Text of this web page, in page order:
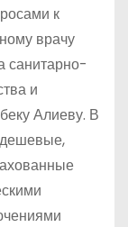
к
врачу
санитарно-
и
Алиеву. В
дешевые,